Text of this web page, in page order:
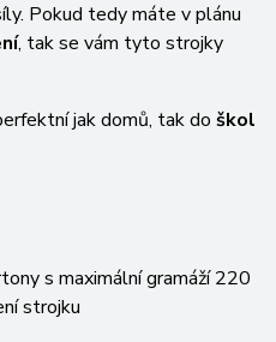
Pokud tedy máte v plánu
, tak se vám tyto strojky
jak domů, tak do škol
s maximální gramáží 220
strojku